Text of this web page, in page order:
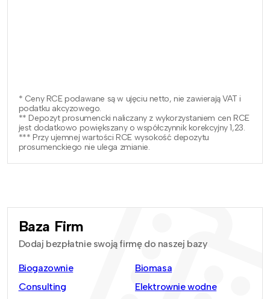
* Ceny RCE podawane są w ujęciu netto, nie zawierają VAT i
podatku akcyzowego.
** Depozyt prosumencki naliczany z wykorzystaniem cen RCE
jest dodatkowo powiększany o współczynnik korekcyjny 1,23.
*** Przy ujemnej wartości RCE wysokość depozytu
prosumenckiego nie ulega zmianie.
Baza Firm
Dodaj bezpłatnie swoją firmę do naszej bazy
Biogazownie
Biomasa
Consulting
Elektrownie wodne